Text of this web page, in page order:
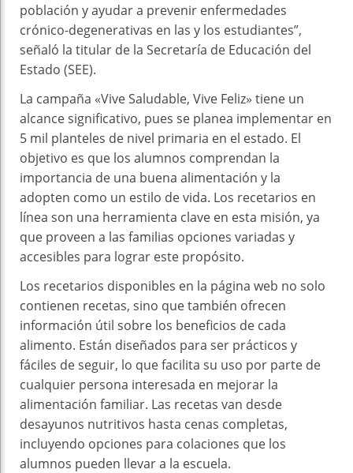
población y ayudar a prevenir enfermedades
crónico-degenerativas en las y los estudiantes”,
señaló la titular de la Secretaría de Educación del
Estado (SEE).
La campaña «Vive Saludable, Vive Feliz» tiene un
alcance significativo, pues se planea implementar en
5 mil planteles de nivel primaria en el estado. El
objetivo es que los alumnos comprendan la
importancia de una buena alimentación y la
adopten como un estilo de vida. Los recetarios en
línea son una herramienta clave en esta misión, ya
que proveen a las familias opciones variadas y
accesibles para lograr este propósito.
Los recetarios disponibles en la página web no solo
contienen recetas, sino que también ofrecen
información útil sobre los beneficios de cada
alimento. Están diseñados para ser prácticos y
fáciles de seguir, lo que facilita su uso por parte de
cualquier persona interesada en mejorar la
alimentación familiar. Las recetas van desde
desayunos nutritivos hasta cenas completas,
incluyendo opciones para colaciones que los
alumnos pueden llevar a la escuela.